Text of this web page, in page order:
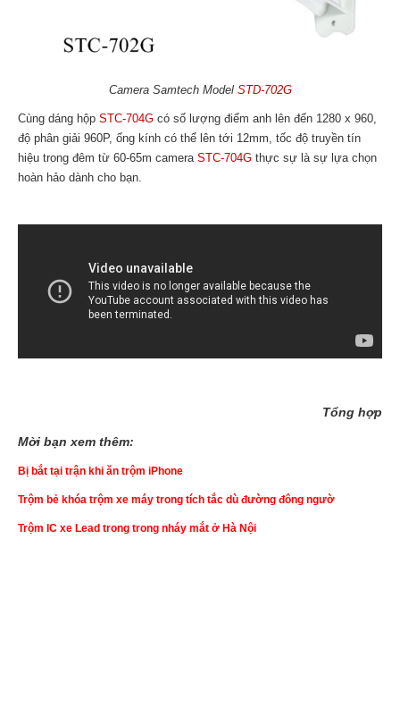
Camera Samtech Model STD-702G
Cùng dáng hộp STC-704G có số lượng điểm anh lên đến 1280 x 960,
độ phân giải 960P, ống kính có thể lên tới 12mm, tốc độ truyền tín
hiệu trong đêm từ 60-65m camera STC-704G thực sự là sự lựa chọn
hoàn hảo dành cho bạn.
Tổng hợp
Mời bạn xem thêm:
Bị bắt tại trận khi ăn trộm iPhone
Trộm bẻ khóa trộm xe máy trong tích tắc dù đường đông ngườ
Trộm IC xe Lead trong trong nháy mắt ở Hà Nội